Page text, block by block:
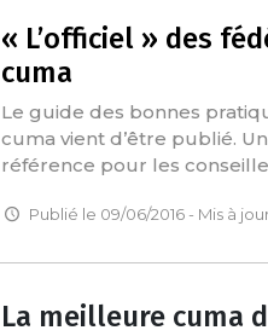
« L’officiel » des
cuma
Le guide des bonnes
cuma vient d’être publié.
référence pour les
Publié le 09/06/2016 - Mis à
La meilleure cuma